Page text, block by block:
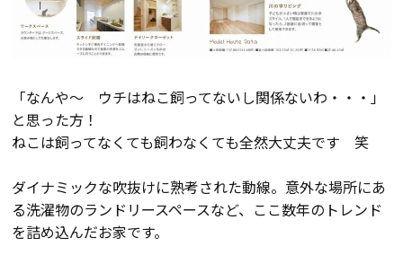
モデルハウス紹介
会社案内
会社案内
スタッフ紹介
KATSUMIの
取り組み
「なんや～ ウチはねこ飼ってないし関係ないわ・・・」
と思った方！
ねこは飼ってなくても飼わなくても全然大丈夫です 笑
ダイナミックな吹抜けに熟考された動線。意外な場所にあ
る洗濯物のランドリースペースなど、ここ数年のトレンド
を詰め込んだお家です。